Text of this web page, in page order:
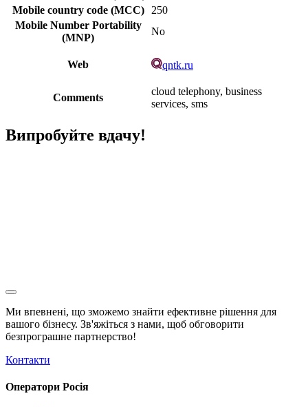
Mobile country code (MCC)
250
Mobile Number Portability
(MNP)
No
Web qntk.ru
Comments
cloud telephony, business
services, sms
Випробуйте вдачу!
Ми впевнені, що зможемо знайти ефективне рішення для
вашого бізнесу. Зв'яжіться з нами, щоб обговорити
безпрограшне партнерство!
Контакти
Оператори Росія